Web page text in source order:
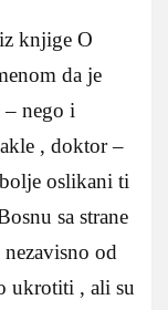
knjige O
da je
– nego i
, doktor –
oslikani ti
sa strane
od
ukrotiti , ali su